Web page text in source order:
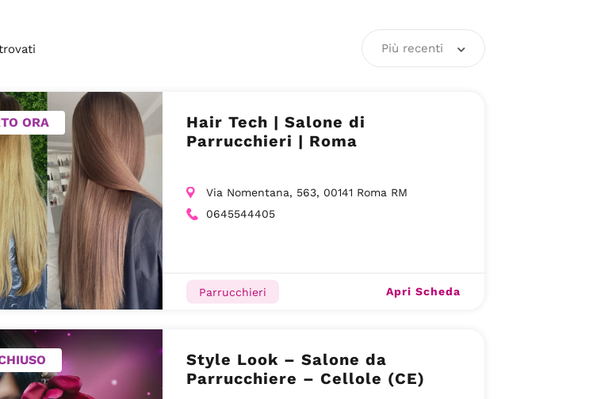
Più recenti
ORA
Hair Tech | Salone di
Parrucchieri | Roma
Via Nomentana, 563, 00141 Roma RM
0645544405
Parrucchieri Apri Scheda
Style Look – Salone da
Parrucchiere – Cellole (CE)